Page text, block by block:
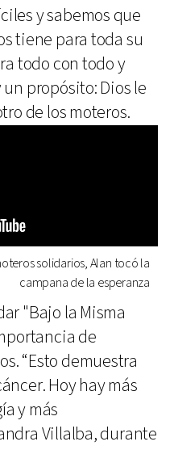
y sabemos que
tiene para toda su
todo con todo y
propósito: Dios le
de los moteros.
solidarios, Alan tocó la
campana de la esperanza
"Bajo la Misma
de
“Esto demuestra
Hoy hay más
y más
Villalba, durante